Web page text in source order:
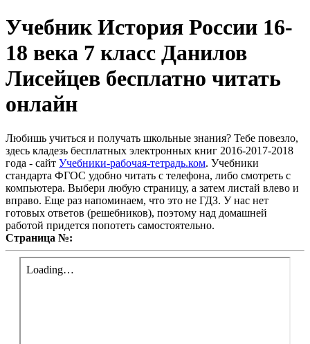
Учебник История России 16-
18 века 7 класс Данилов
Лисейцев бесплатно читать
онлайн
Любишь учиться и получать школьные знания? Тебе повезло,
здесь кладезь бесплатных электронных книг 2016-2017-2018
года - сайт Учебники-рабочая-тетрадь.ком. Учебники
стандарта ФГОС удобно читать с телефона, либо смотреть с
компьютера. Выбери любую страницу, а затем листай влево и
вправо. Еще раз напоминаем, что это не ГДЗ. У нас нет
готовых ответов (решебников), поэтому над домашней
работой придется попотеть самостоятельно.
Страница №: